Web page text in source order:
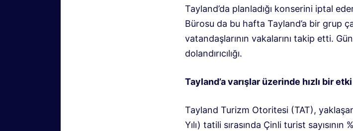
Tayland’da planladığı konserini iptal
Bürosu da bu hafta Tayland’a bir grup
vatandaşlarının vakalarını takip etti.
dolandırıcılığı.
Tayland’a varışlar üzerinde hızlı bir etki
Tayland Turizm Otoritesi (TAT),
Yılı) tatili sırasında Çinli turist sayısının